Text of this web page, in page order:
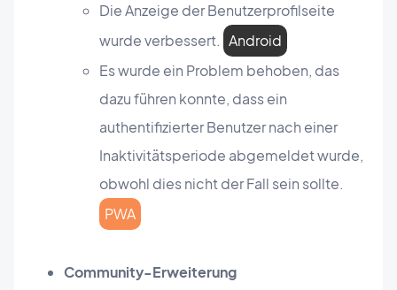
Die Anzeige der Benutzerprofilseite
wurde verbessert. Android
Es wurde ein Problem behoben, das
dazu führen konnte, dass ein
authentifizierter Benutzer nach einer
Inaktivitätsperiode abgemeldet wurde,
obwohl dies nicht der Fall sein sollte.
PWA
Community-Erweiterung